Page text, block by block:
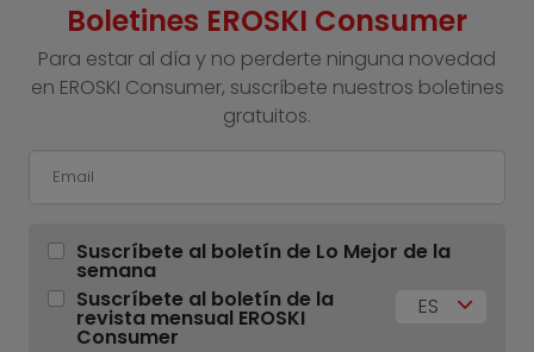
Boletines EROSKI Consumer
Para estar al día y no perderte ninguna novedad
en EROSKI Consumer, suscríbete nuestros boletines
gratuitos.
Suscríbete al boletín de Lo Mejor de la
semana
Suscríbete al boletín de la
revista mensual EROSKI
Consumer
ES